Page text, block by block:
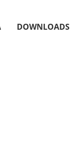
DOWNLOADS